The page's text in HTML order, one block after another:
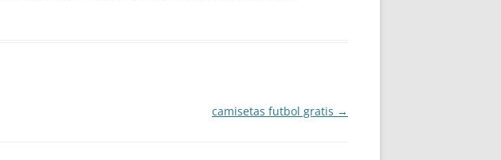
camisetas futbol gratis →